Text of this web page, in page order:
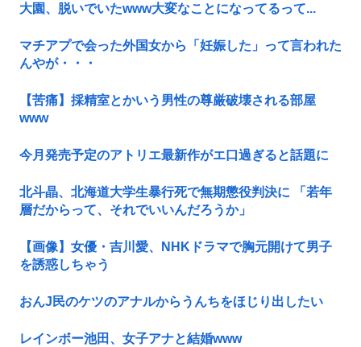
大園、脱いでいたwww大変なことになってるって...
マチアプで会った外国女から「妊娠した」って言われた
んやが・・・
【苦痛】採精室とかいう男性の尊厳破壊される部屋
www
今月発売予定のアトリエ最新作がエ口過ぎると話題に
北斗晶、北海道大学生暴行死で無期懲役判決に 「若年
層だからって、それでいいんだろうか」
【画像】女優・吉川愛、NHKドラマで胸元開けて男子
を誘惑しちゃう
おんJ民のケツのアナルからうんちをほじり出したい
レインボー池田、女子アナと結婚www